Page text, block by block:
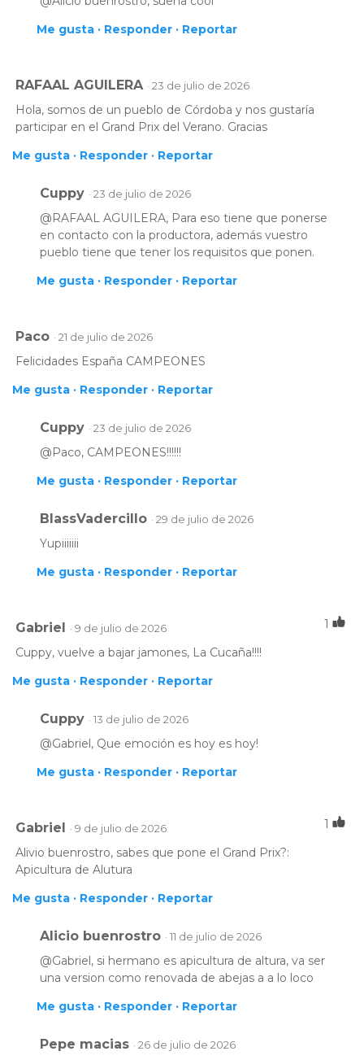
Me gusta · Responder · Reportar
RAFAAL AGUILERA · 23 de julio de 2026
Hola, somos de un pueblo de Córdoba y nos gustaría
participar en el Grand Prix del Verano. Gracias
Me gusta · Responder · Reportar
Cuppy · 23 de julio de 2026
@RAFAAL AGUILERA, Para eso tiene que ponerse
en contacto con la productora, además vuestro
pueblo tiene que tener los requisitos que ponen.
Me gusta · Responder · Reportar
Paco · 21 de julio de 2026
Felicidades España CAMPEONES
Me gusta · Responder · Reportar
Cuppy · 23 de julio de 2026
@Paco, CAMPEONES!!!!!!
Me gusta · Responder · Reportar
BlassVadercillo · 29 de julio de 2026
Yupiiiiiii
Me gusta · Responder · Reportar
Gabriel · 9 de julio de 2026
Cuppy, vuelve a bajar jamones, La Cucaña!!!!
Me gusta · Responder · Reportar
1
Cuppy · 13 de julio de 2026
@Gabriel, Que emoción es hoy es hoy!
Me gusta · Responder · Reportar
Gabriel · 9 de julio de 2026
Alivio buenrostro, sabes que pone el Grand Prix?:
Apicultura de Alutura
Me gusta · Responder · Reportar
1
Alicio buenrostro · 11 de julio de 2026
@Gabriel, si hermano es apicultura de altura, va ser
una version como renovada de abejas a a lo loco
Me gusta · Responder · Reportar
Pepe macias · 26 de julio de 2026